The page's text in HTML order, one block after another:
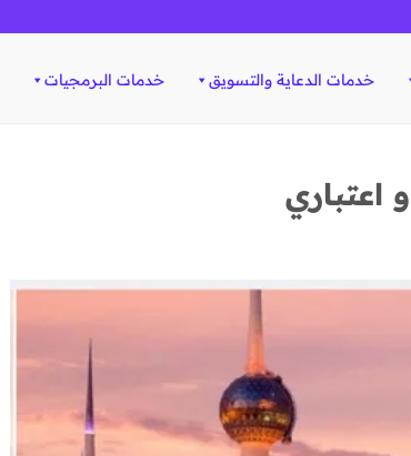
خدمات الدعاية والتسويق خدمات البرمجيات